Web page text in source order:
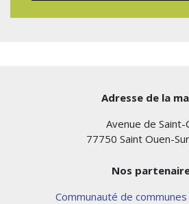
Adresse de la
Avenue de Saint-
77750 Saint Ouen-
Nos
Communauté de